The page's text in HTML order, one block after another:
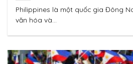
Philippines là một quốc gia Đông
văn hóa và...